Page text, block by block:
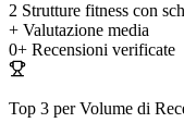
2 Strutture fitness con
+ Valutazione media
0+ Recensioni verificate
Top 3 per Volume di